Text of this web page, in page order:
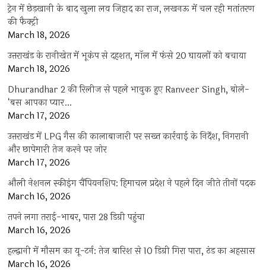
ट्रेन में छेड़खानी के बाद खुला लव जिहाद का राज, लखनऊ में चल रही मतांतरण
की फैक्ट्री
March 18, 2026
उत्तराखंड के रानीखेत में भूकंप से दहशत, मॉल में फंसे 20 घायलों को बचाया
March 18, 2026
Dhurandhar 2 की रिलीज से पहले भावुक हुए Ranveer Singh, बोले-
‘बस आपका प्यार…
March 17, 2026
उत्तराखंड में LPG गैस की कालाबाजारी पर सख्त कार्रवाई के निर्देश, निगरानी
और छापेमारी तेज करने पर जोर
March 17, 2026
औली नेशनल स्कीइंग चैंपियनशिप: हिमाचल प्रदेश ने पहले दिन जीते तीनों पदक
March 16, 2026
तपने लगा तराई-भाबर, पारा 28 डिग्री पहुंचा
March 16, 2026
हल्द्वानी में मौसम का यू-टर्न: तेज बारिश से 10 डिग्री गिरा पारा, ठंड का अहसास
March 16, 2026